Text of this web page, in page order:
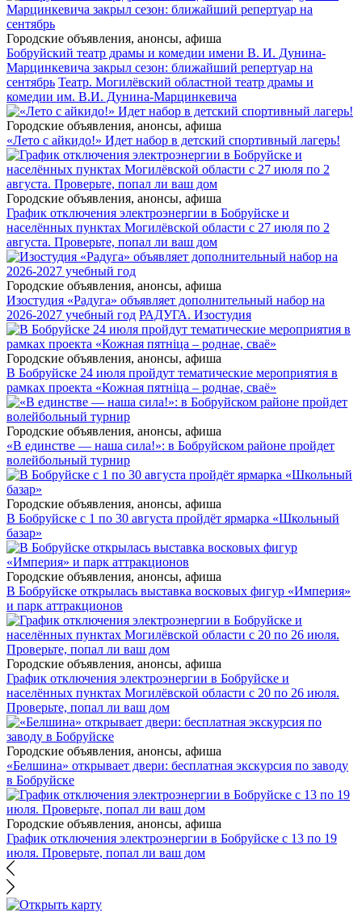
Городские объявления, анонсы, афиша
Бобруйский театр драмы и комедии имени В. И. Дунина-
Марцинкевича закрыл сезон: ближайший репертуар на
сентябрь Театр. Могилёвский областной театр драмы и
комедии им. В.И. Дунина-Марцинкевича
Городские объявления, анонсы, афиша
«Лето с айкидо!» Идет набор в детский спортивный лагерь!
Городские объявления, анонсы, афиша
График отключения электроэнергии в Бобруйске и
населённых пунктах Могилёвской области с 27 июля по 2
августа. Проверьте, попал ли ваш дом
Городские объявления, анонсы, афиша
Изостудия «Радуга» объявляет дополнительный набор на
2026-2027 учебный год РАДУГА. Изостудия
Городские объявления, анонсы, афиша
В Бобруйске 24 июля пройдут тематические мероприятия в
рамках проекта «Кожная пятніца – роднае, сваё»
Городские объявления, анонсы, афиша
«В единстве — наша сила!»: в Бобруйском районе пройдет
волейбольный турнир
Городские объявления, анонсы, афиша
В Бобруйске с 1 по 30 августа пройдёт ярмарка «Школьный
базар»
Городские объявления, анонсы, афиша
В Бобруйске открылась выставка восковых фигур «Империя»
и парк аттракционов
Городские объявления, анонсы, афиша
График отключения электроэнергии в Бобруйске и
населённых пунктах Могилёвской области с 20 по 26 июля.
Проверьте, попал ли ваш дом
Городские объявления, анонсы, афиша
«Белшина» открывает двери: бесплатная экскурсия по заводу
в Бобруйске
Городские объявления, анонсы, афиша
График отключения электроэнергии в Бобруйске с 13 по 19
июля. Проверьте, попал ли ваш дом